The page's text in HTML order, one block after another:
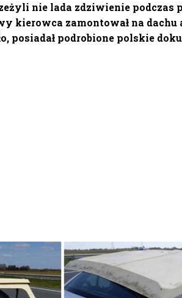
nie lada zdziwienie podczas
kierowca zamontował na
posiadał podrobione polskie